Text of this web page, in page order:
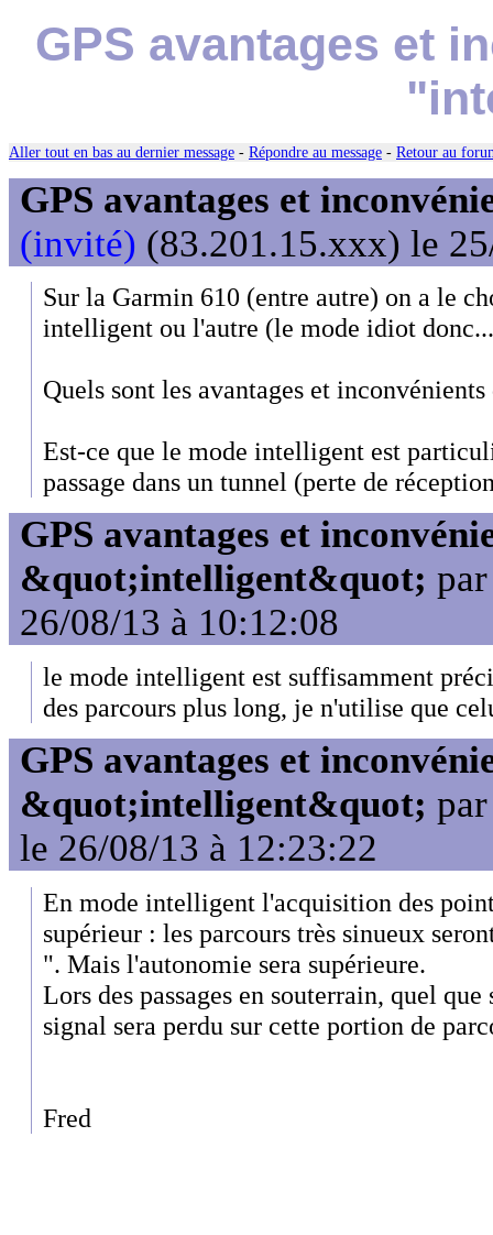
GPS avantages et
Aller tout en bas au dernier message - Répondre au message - Retour au
GPS avantages et
(invité) (83.201.15.xxx) le
Sur la Garmin 610 (entre autre) on a le
intelligent ou l'autre (le mode idiot
Quels sont les avantages et
Est-ce que le mode intelligent est
passage dans un tunnel (perte de
GPS avantages et
&quot;intelligent&quot;
26/08/13 à 10:12:08
le mode intelligent est suffisamment
des parcours plus long, je n'utilise que
GPS avantages et
&quot;intelligent&quot;
le 26/08/13 à 12:23:22
En mode intelligent l'acquisition des
supérieur : les parcours très sinueux
". Mais l'autonomie sera supérieure.
Lors des passages en souterrain, quel
signal sera perdu sur cette portion de
Fred